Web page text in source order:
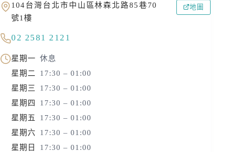
104台灣台北市中山區林森北路85巷70
號1樓
地圖
02 2581 2121
星期一 休息
星期二
17:30 – 01:00
星期三
17:30 – 01:00
星期四
17:30 – 01:00
星期五
17:30 – 01:00
星期六
17:30 – 01:00
星期日
17:30 – 01:00